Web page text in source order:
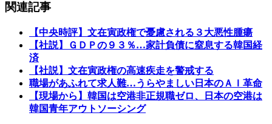
関連記事
【中央時評】文在寅政権で憂慮される３大悪性腫瘍
【社説】ＧＤＰの９３％…家計負債に窒息する韓国経
済
【社説】文在寅政権の高速疾走を警戒する
職場があふれて求人難…うらやましい日本のＡＩ革命
【現場から】韓国は空港非正規職ゼロ、日本の空港は
韓国青年アウトソーシング